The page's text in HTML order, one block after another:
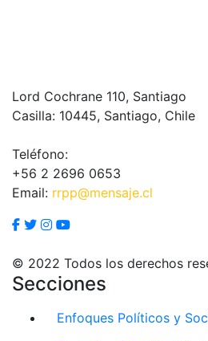
Lord Cochrane 110, Santiago
Casilla: 10445, Santiago, Chile
Teléfono:
+56 2 2696 0653
Email: rrpp@mensaje.cl
© 2022 Todos los derechos
Secciones
Enfoques Políticos y